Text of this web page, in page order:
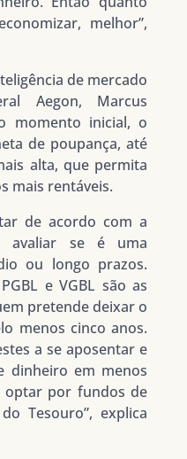
melhor”,
de mercado
Aegon, Marcus
momento inicial, o
de poupança, até
alta, que permita
mais rentáveis.
de acordo com a
avaliar se é uma
ou longo prazos.
e VGBL são as
pretende deixar o
menos cinco anos.
a se aposentar e
dinheiro em menos
optar por fundos de
Tesouro”, explica